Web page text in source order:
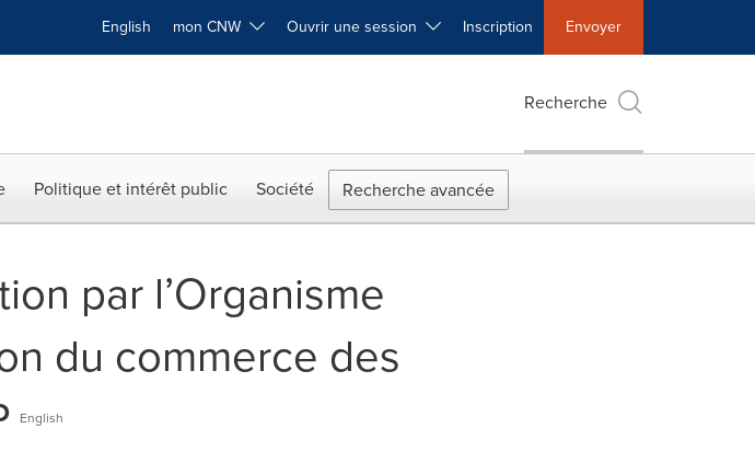
English mon CNW Ouvrir une session Inscription Envoyer
Recherche
Politique et intérêt public Société Recherche avancée
par l’Organisme
du commerce des
English